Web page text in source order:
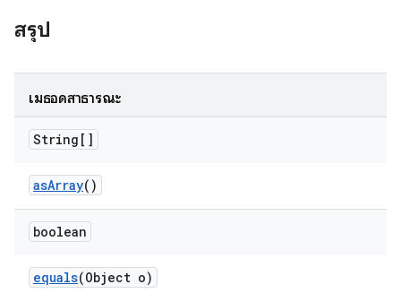
สรุป
เมธอดสาธารณะ
String[]
asArray()
boolean
equals(Object o)